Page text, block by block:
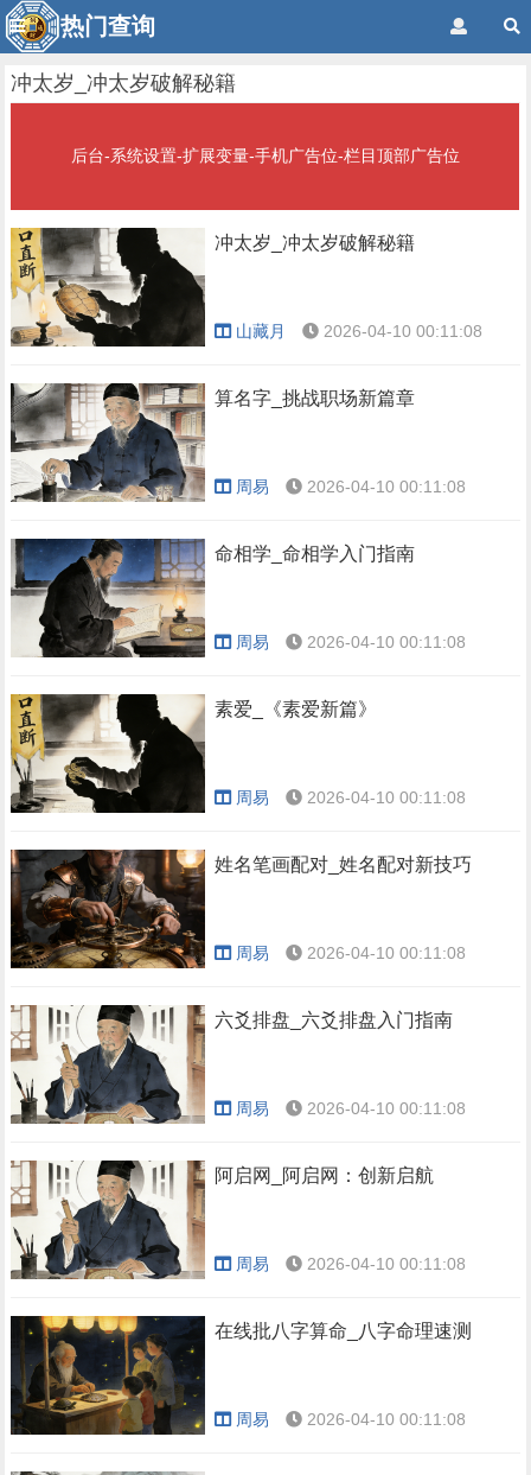
热门查询
冲太岁_冲太岁破解秘籍
后台-系统设置-扩展变量-手机广告位-栏目顶部广告位
冲太岁_冲太岁破解秘籍
山藏月 2026-04-10 00:11:08
算名字_挑战职场新篇章
周易 2026-04-10 00:11:08
命相学_命相学入门指南
周易 2026-04-10 00:11:08
素爱_《素爱新篇》
周易 2026-04-10 00:11:08
姓名笔画配对_姓名配对新技巧
周易 2026-04-10 00:11:08
六爻排盘_六爻排盘入门指南
周易 2026-04-10 00:11:08
阿启网_阿启网：创新启航
周易 2026-04-10 00:11:08
在线批八字算命_八字命理速测
周易 2026-04-10 00:11:08